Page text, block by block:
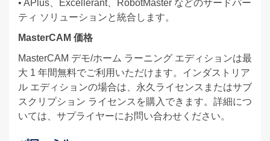
• APlus、Excellerant、RobotMaster などのサードパー
ティ ソリューションと統合します。
MasterCAM 価格
MasterCAM デモ/ホーム ラーニング エディションは最
大 1 年間無料でご利用いただけます。インダストリア
ル エディションの場合は、永久ライセンスまたはサブ
スクリプション ライセンスを購入できます。詳細につ
いては、サプライヤーにお問い合わせください。